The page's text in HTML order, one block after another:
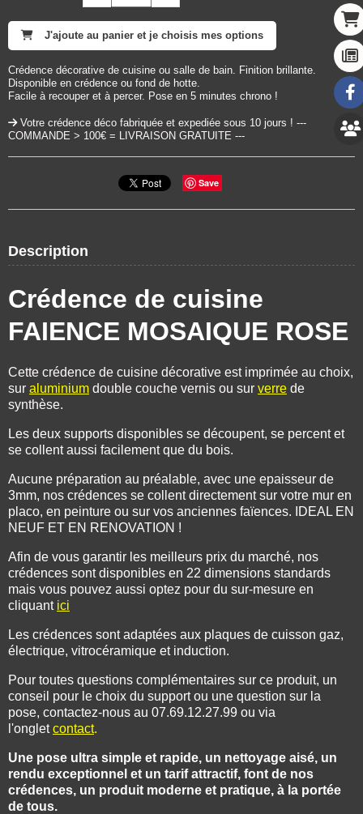
J'ajoute au panier et je choisis mes options
Crédence décorative de cuisine ou salle de bain. Finition brillante.
Disponible en crédence ou fond de hotte.
Facile à recouper et à percer. Pose en 5 minutes chrono !
Votre crédence déco fabriquée et expediée sous 10 jours ! ---
COMMANDE > 100€ = LIVRAISON GRATUITE ---
Save
Description
Crédence de cuisine
FAIENCE MOSAIQUE ROSE
Cette crédence de cuisine décorative est imprimée au choix,
sur aluminium double couche vernis ou sur verre de
synthèse.
Les deux supports disponibles se découpent, se percent et
se collent aussi facilement que du bois.
Aucune préparation au préalable, avec une epaisseur de
3mm, nos crédences se collent directement sur votre mur en
placo, en peinture ou sur vos anciennes faïences. IDEAL EN
NEUF ET EN RENOVATION !
Afin de vous garantir les meilleurs prix du marché, nos
crédences sont disponibles en 22 dimensions standards
mais vous pouvez aussi optez pour du sur-mesure en
cliquant ici
Les crédences sont adaptées aux plaques de cuisson gaz,
électrique, vitrocéramique et induction.
Pour toutes questions complémentaires sur ce produit, un
conseil pour le choix du support ou une question sur la
pose, contactez-nous au 07.69.12.27.99 ou via
l'ongletcontact.
Une pose ultra simple et rapide, un nettoyage aisé, un
rendu exceptionnel et un tarif attractif, font de nos
crédences, un produit moderne et pratique, à la portée
de tous.